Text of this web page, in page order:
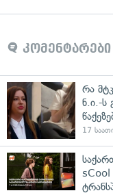
კომენტარები
რა
ნ.ი.-ს
17
sCool